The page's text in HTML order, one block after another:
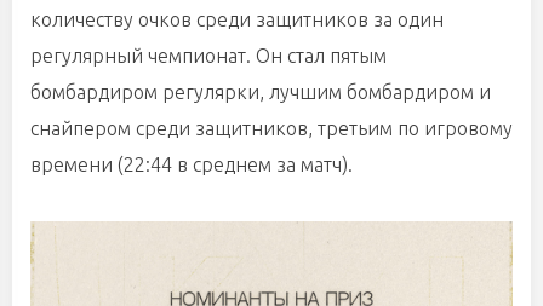
количеству очков среди защитников за один
регулярный чемпионат. Он стал пятым
бомбардиром регулярки, лучшим бомбардиром и
снайпером среди защитников, третьим по игровому
времени (22:44 в среднем за матч).